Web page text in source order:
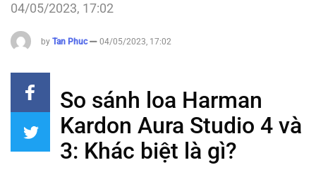
04/05/2023, 17:02
by Tan Phuc 04/05/2023, 17:02
So sánh loa Harman
Kardon Aura Studio 4 và
3: Khác biệt là gì?